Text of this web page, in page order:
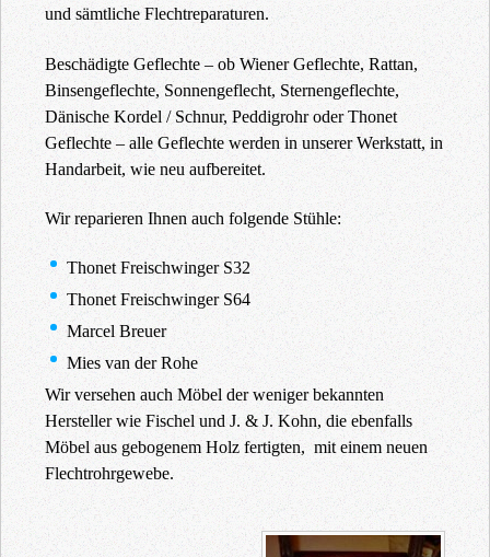
und sämtliche Flechtreparaturen.
Beschädigte Geflechte – ob Wiener Geflechte, Rattan,
Binsengeflechte, Sonnengeflecht, Sternengeflechte,
Dänische Kordel / Schnur, Peddigrohr oder Thonet
Geflechte – alle Geflechte werden in unserer Werkstatt, in
Handarbeit, wie neu aufbereitet.
Wir reparieren Ihnen auch folgende Stühle:
Thonet Freischwinger S32
Thonet Freischwinger S64
Marcel Breuer
Mies van der Rohe
Wir versehen auch Möbel der weniger bekannten
Hersteller wie Fischel und J. & J. Kohn, die ebenfalls
Möbel aus gebogenem Holz fertigten, mit einem neuen
Flechtrohrgewebe.